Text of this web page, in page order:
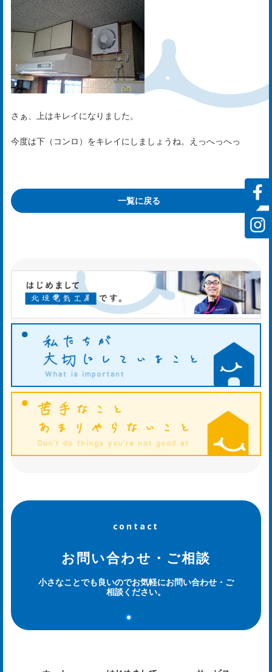
さぁ、上はキレイになりました。
今度は下（コンロ）をキレイにしましょうね。えっへっへっ
一覧に戻る
contact
お問い合わせ・ご相談
小さなことでも良いのでお気軽にお問い合わせ・ご
相談ください。